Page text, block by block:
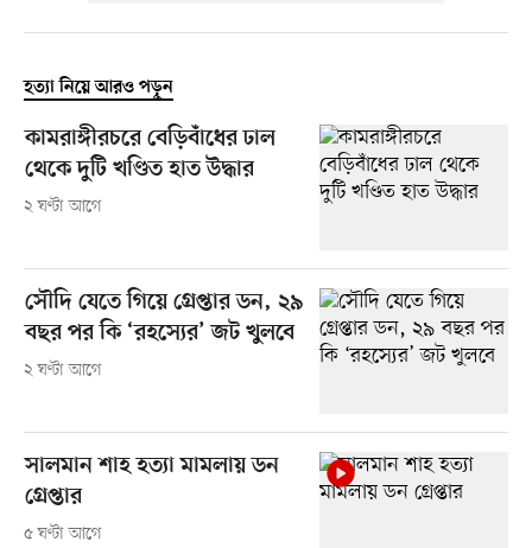
হত্যা নিয়ে আরও পড়ুন
কামরাঙ্গীরচরে বেড়িবাঁধের ঢাল
থেকে দুটি খণ্ডিত হাত উদ্ধার
২ ঘণ্টা আগে
সৌদি যেতে গিয়ে গ্রেপ্তার ডন, ২৯
বছর পর কি ‘রহস্যের’ জট খুলবে
২ ঘণ্টা আগে
সালমান শাহ হত্যা মামলায় ডন
গ্রেপ্তার
৫ ঘণ্টা আগে